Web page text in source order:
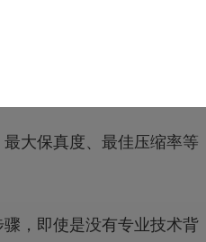
文档而卡顿司机，安装包
大保真度、最佳压缩率等
，即使是没有专业技术背